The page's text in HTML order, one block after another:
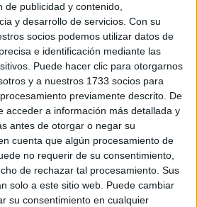
de publicidad y contenido,
y desarrollo de servicios. Con su
socios podemos utilizar datos de
e identificación mediante las
Puede hacer clic para otorgarnos
y a nuestros 1733 socios para
previamente descrito. De
acceder a información más detallada y
antes de otorgar o negar su
cuenta que algún procesamiento de
no requerir de su consentimiento,
de rechazar tal procesamiento. Sus
solo a este sitio web. Puede cambiar
su consentimiento en cualquier
los mandos españoles
sobre la Península de Gallipoli
era lograr el control del estrecho de
mar de Mármara y el Egeo en el
de Reino Unido, Francia,
con el fin de tomar por la
turcas que defendían el estrecho.
único que integrase las distintas
descoordinación de todas las
y la falta de un plan con los
al fracaso de la operación.